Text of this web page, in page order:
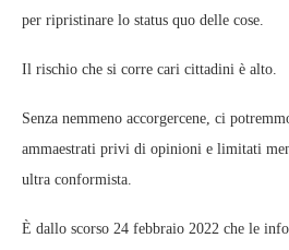
per ripristinare lo status quo delle cose.
Il rischio che si corre cari cittadini è alto.
Senza nemmeno accorgercene, ci
ammaestrati privi di opinioni e limitati
ultra conformista.
È dallo scorso 24 febbraio 2022 che le